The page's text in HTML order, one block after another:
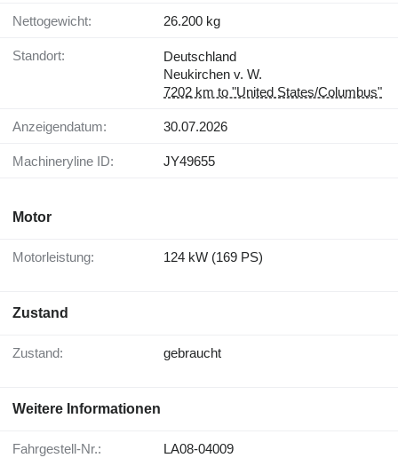
Nettogewicht: 26.200 kg
Standort:
Deutschland
Neukirchen v. W.
7202 km to "United States/Columbus"
Anzeigendatum: 30.07.2026
Machineryline ID: JY49655
Motor
Motorleistung: 124 kW (169 PS)
Zustand
Zustand: gebraucht
Weitere Informationen
Fahrgestell-Nr.: LA08-04009